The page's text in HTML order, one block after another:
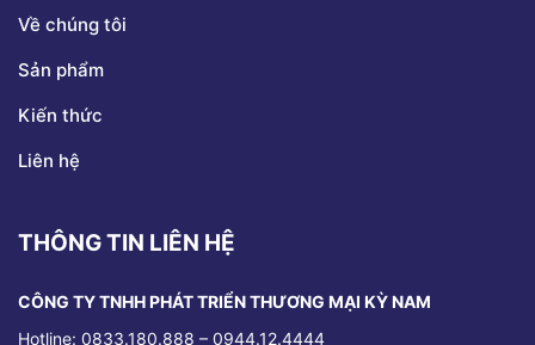
Về chúng tôi
Sản phẩm
Kiến thức
Liên hệ
THÔNG TIN LIÊN HỆ
CÔNG TY TNHH PHÁT TRIỂN THƯƠNG MẠI KỲ NAM
Hotline: 0833.180.888 – 0944.12.4444